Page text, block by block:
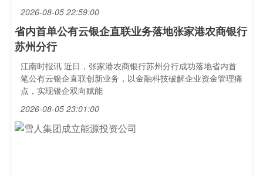
2026-08-05 22:59:00
省内首单公有云银企直联业务落地张家港农商银行
苏州分行
江南时报讯 近日，张家港农商银行苏州分行成功落地省内首
笔公有云银企直联创新业务，以金融科技破解企业资金管理痛
点，实现银企双向赋能
2026-08-05 23:01:00